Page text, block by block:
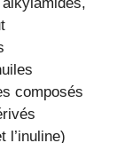
composés
l’inuline)